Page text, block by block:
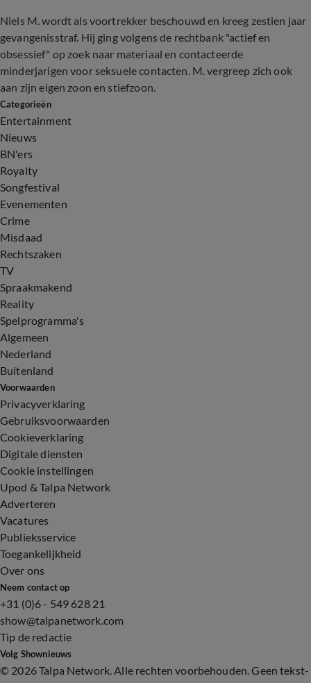
Niels M. wordt als voortrekker beschouwd en kreeg zestien jaar
gevangenisstraf. Hij ging volgens de rechtbank "actief en
obsessief" op zoek naar materiaal en contacteerde
minderjarigen voor seksuele contacten. M. vergreep zich ook
aan zijn eigen zoon en stiefzoon.
Categorieën
Entertainment
Nieuws
BN'ers
Royalty
Songfestival
Evenementen
Crime
Misdaad
Rechtszaken
TV
Spraakmakend
Reality
Spelprogramma's
Algemeen
Nederland
Buitenland
Voorwaarden
Privacyverklaring
Gebruiksvoorwaarden
Cookieverklaring
Digitale diensten
Cookie instellingen
Upod & Talpa Network
Adverteren
Vacatures
Publieksservice
Toegankelijkheid
Over ons
Neem contact op
+31 (0)6 - 549 628 21
show@talpanetwork.com
Tip de redactie
Volg Shownieuws
© 2026 Talpa Network. Alle rechten voorbehouden. Geen tekst-